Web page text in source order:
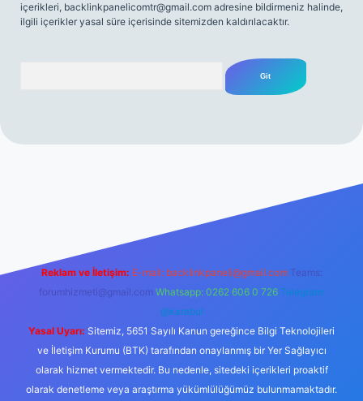
içerikleri, backlinkpanelicomtr@gmail.com adresine bildirmeniz halinde,
ilgili içerikler yasal süre içerisinde sitemizden kaldırılacaktır.
Reklam ve İletişim: E-mail: backlinkpaneli@gmail.com Teams:
forumhizmeti@gmail.com Whatsapp: 0262 606 0 726 Telegram:
@karabul
Yasal Uyarı: Sitemiz, 5651 Sayılı Kanun gereğince Bilgi Teknolojileri
ve İletişim Kurumu (BTK) tarafından onaylanmış bir Yer Sağlayıcı
olarak hizmet vermektedir. Bu nedenle, sitedeki içerikleri proaktif
olarak denetleme veya araştırma yükümlülüğümüz bulunmamaktadır.